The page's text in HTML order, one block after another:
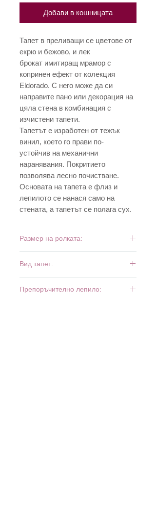
Добави в кошницата
Тапет в преливащи се цветове от
екрю и бежово, и лек
брокат имитиращ мрамор с
копринен ефект от колекция
Eldorado. С него може да си
направите пано или декорация на
цяла стена в комбинация с
изчистени тапети.
Тапетът е изработен от тежък
винил, което го прави по-
устойчив на механични
наранявания. Покритието
позволява лесно почистване.
Основата на тапета е флиз и
лепилото се нанася само на
стената, а тапетът се полага сух.
Размер на ролката:
Вид тапет:
Препоръчително лепило: